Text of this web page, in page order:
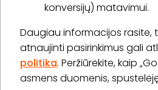
konversijų) matavimui.
Daugiau informacijos rasite,
atnaujinti pasirinkimus gali
politika. Peržiūrėkite, kaip
asmens duomenis,